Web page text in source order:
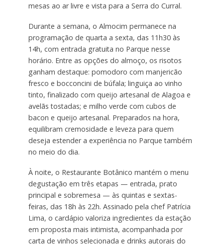
mesas ao ar livre e vista para a Serra do Curral.
Durante a semana, o Almocim permanece na
programação de quarta a sexta, das 11h30 às
14h, com entrada gratuita no Parque nesse
horário. Entre as opções do almoço, os risotos
ganham destaque: pomodoro com manjericão
fresco e bocconcini de búfala; linguiça ao vinho
tinto, finalizado com queijo artesanal de Alagoa e
avelãs tostadas; e milho verde com cubos de
bacon e queijo artesanal. Preparados na hora,
equilibram cremosidade e leveza para quem
deseja estender a experiência no Parque também
no meio do dia.
À noite, o Restaurante Botânico mantém o menu
degustação em três etapas — entrada, prato
principal e sobremesa — às quintas e sextas-
feiras, das 18h às 22h. Assinado pela chef Patrícia
Lima, o cardápio valoriza ingredientes da estação
em proposta mais intimista, acompanhada por
carta de vinhos selecionada e drinks autorais do